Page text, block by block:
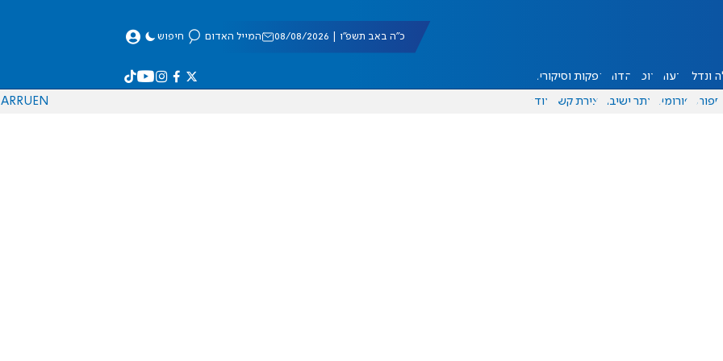
כ"ה באב תשפ"ו | 08/08/2026 המייל האדום חיפוש
ונדל"ן דעות אוכל יהדות הפקות וסיקורים
ספורט פורומים אתר ישיבה יצירת קשר עוד EN
RU
AR